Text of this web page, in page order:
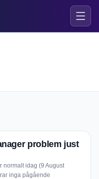
problem just
normalt idag (9 August
inga pågående